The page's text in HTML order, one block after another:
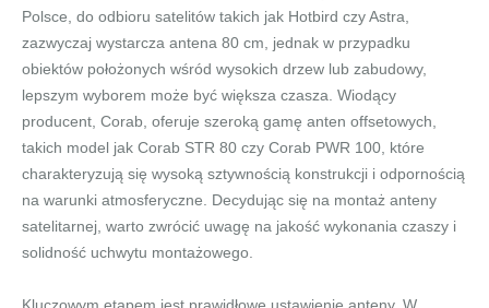
Polsce, do odbioru satelitów takich jak Hotbird czy Astra,
zazwyczaj wystarcza antena 80 cm, jednak w przypadku
obiektów położonych wśród wysokich drzew lub zabudowy,
lepszym wyborem może być większa czasza. Wiodący
producent, Corab, oferuje szeroką gamę anten offsetowych,
takich model jak Corab STR 80 czy Corab PWR 100, które
charakteryzują się wysoką sztywnością konstrukcji i odpornością
na warunki atmosferyczne. Decydując się na montaż anteny
satelitarnej, warto zwrócić uwagę na jakość wykonania czaszy i
solidność uchwytu montażowego.